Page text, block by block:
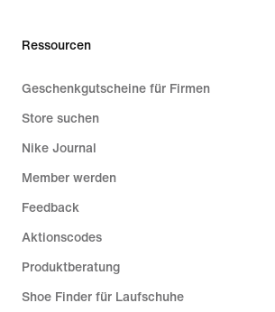
Ressourcen
Geschenkgutscheine für Firmen
Store suchen
Nike Journal
Member werden
Feedback
Aktionscodes
Produktberatung
Shoe Finder für Laufschuhe